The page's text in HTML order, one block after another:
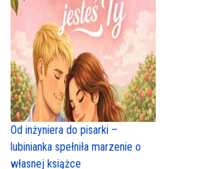
Od inżyniera do pisarki –
lubinianka spełniła marzenie o
własnej książce